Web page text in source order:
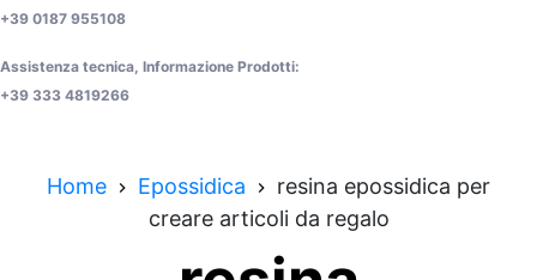
+39 0187 955108
Assistenza tecnica, Informazione Prodotti:
+39 333 4819266
Home Epossidica
resina epossidica per
creare articoli da regalo